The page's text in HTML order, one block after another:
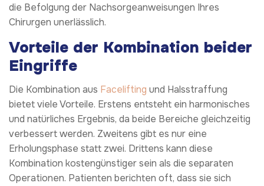
die Befolgung der Nachsorgeanweisungen Ihres
Chirurgen unerlässlich.
Vorteile der Kombination beider
Eingriffe
Die Kombination aus Facelifting und Halsstraffung
bietet viele Vorteile. Erstens entsteht ein harmonisches
und natürliches Ergebnis, da beide Bereiche gleichzeitig
verbessert werden. Zweitens gibt es nur eine
Erholungsphase statt zwei. Drittens kann diese
Kombination kostengünstiger sein als die separaten
Operationen. Patienten berichten oft, dass sie sich